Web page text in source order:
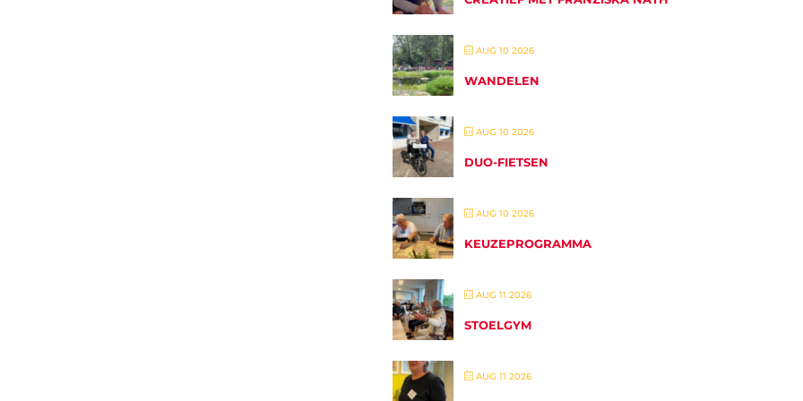
AUG 10 2026
WANDELEN
AUG 10 2026
DUO-FIETSEN
AUG 10 2026
KEUZEPROGRAMMA
AUG 11 2026
STOELGYM
AUG 11 2026